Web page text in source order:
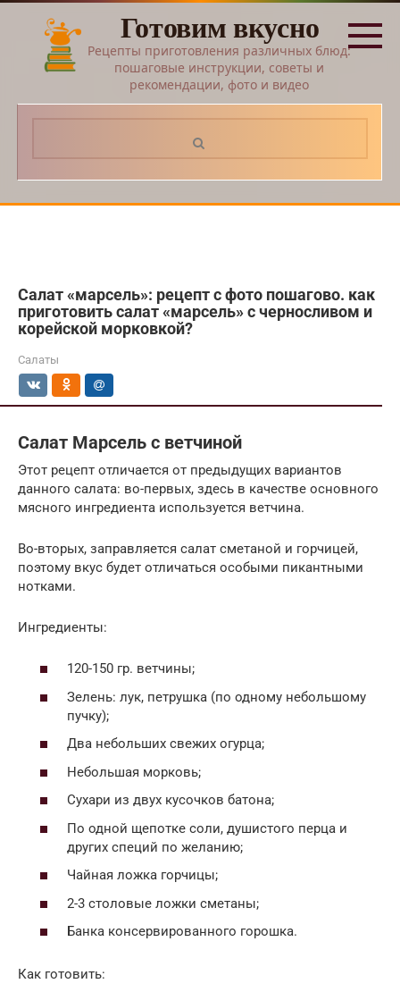
Перейти
контенту
Готовим вкусно
Рецепты приготовления различных блюд:
пошаговые инструкции, советы и
рекомендации, фото и видео
Салат «марсель»: рецепт с фото пошагово. как
приготовить салат «марсель» с черносливом и
корейской морковкой?
Салаты
Салат Марсель с ветчиной
Этот рецепт отличается от предыдущих вариантов
данного салата: во-первых, здесь в качестве основного
мясного ингредиента используется ветчина.
Во-вторых, заправляется салат сметаной и горчицей,
поэтому вкус будет отличаться особыми пикантными
нотками.
Ингредиенты:
120-150 гр. ветчины;
Зелень: лук, петрушка (по одному небольшому
пучку);
Два небольших свежих огурца;
Небольшая морковь;
Сухари из двух кусочков батона;
По одной щепотке соли, душистого перца и
других специй по желанию;
Чайная ложка горчицы;
2-3 столовые ложки сметаны;
Банка консервированного горошка.
Как готовить: